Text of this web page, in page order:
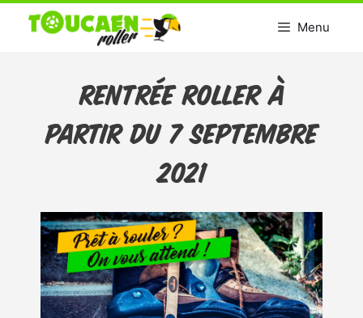
Menu
Rentrée Roller à
partir du 7 Septembre
2021